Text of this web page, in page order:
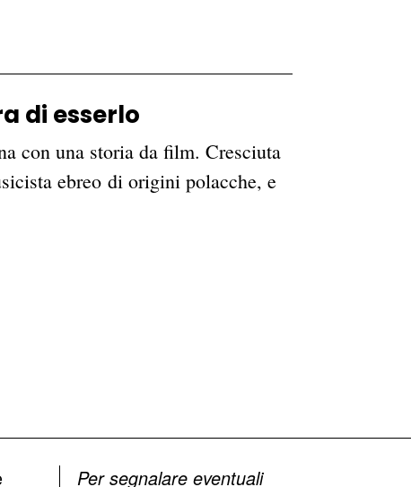
di esserlo
con una storia da film. Cresciuta
ebreo di origini polacche, e
Per segnalare eventuali